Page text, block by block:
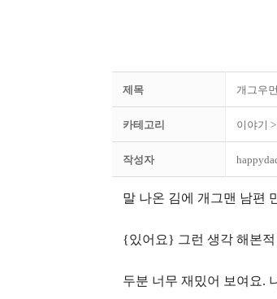
제목 개그우
카테고리 이야기
작성자
말 나온 김에 개그맨 남편
{있어요} 그런 생각 해본적
두분 너무 재밌어 보여요.